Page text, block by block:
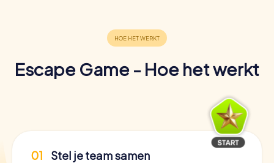
Escape Game - Hoe het werkt
01 Stel je team samen